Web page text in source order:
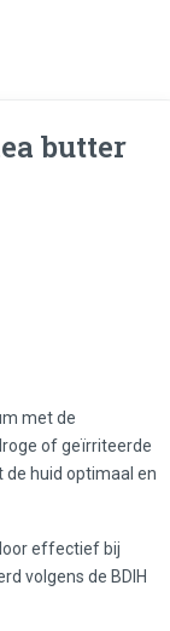
butter
met de
of geïrriteerde
de huid optimaal en
effectief bij
volgens de BDIH